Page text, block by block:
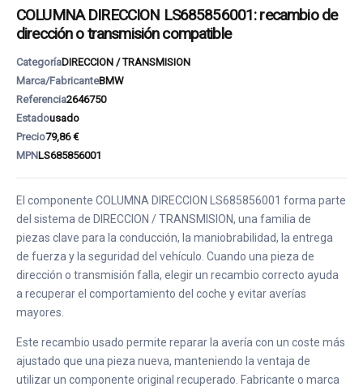
COLUMNA DIRECCION LS685856001: recambio de
dirección o transmisión compatible
CategoríaDIRECCION / TRANSMISION
Marca/FabricanteBMW
Referencia2646750
Estadousado
Precio79,86 €
MPNLS685856001
El componente COLUMNA DIRECCION LS685856001 forma parte
del sistema de DIRECCION / TRANSMISION, una familia de
piezas clave para la conducción, la maniobrabilidad, la entrega
de fuerza y la seguridad del vehículo. Cuando una pieza de
dirección o transmisión falla, elegir un recambio correcto ayuda
a recuperar el comportamiento del coche y evitar averías
mayores.
Este recambio usado permite reparar la avería con un coste más
ajustado que una pieza nueva, manteniendo la ventaja de
utilizar un componente original recuperado. Fabricante o marca